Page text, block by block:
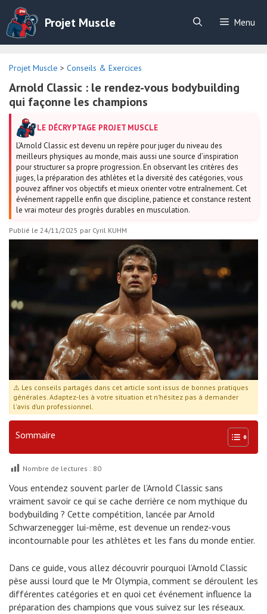
Aller
contenu
Projet Muscle Menu
Projet Muscle > Conseils & Exercices
Arnold Classic : le rendez-vous bodybuilding
qui façonne les champions
LE DÉCRYPTAGE PROJET MUSCLE
L’Arnold Classic est devenu un repère pour juger du niveau des
meilleurs physiques au monde, mais aussi une source d’inspiration
pour structurer sa propre progression. En observant les critères des
juges, la préparation des athlètes et la diversité des catégories, vous
pouvez affiner vos objectifs et mieux orienter votre entraînement. Cet
événement rappelle enfin que discipline, patience et constance restent
le vrai moteur des progrès durables en musculation.
Publié le 24/11/2025 par Cyril KUHM
⚠️ Les conseils partagés dans cet article sont issus de bonnes pratiques
générales. Adaptez-les à votre situation et n’hésitez pas à demander
l'avis d’un professionnel.
Sommaire
Nombre de lectures : 80
Vous entendez souvent parler de l’Arnold Classic sans
vraiment savoir ce qui se cache derrière ce nom mythique du
bodybuilding ? Cette compétition, lancée par Arnold
Schwarzenegger lui-même, est devenue un rendez-vous
incontournable pour les athlètes et les fans du monde entier.
Dans ce guide, vous allez découvrir pourquoi l’Arnold Classic
pèse aussi lourd que le Mr Olympia, comment se déroulent les
différentes catégories et en quoi cet événement influence la
préparation des champions que vous suivez sur les réseaux.